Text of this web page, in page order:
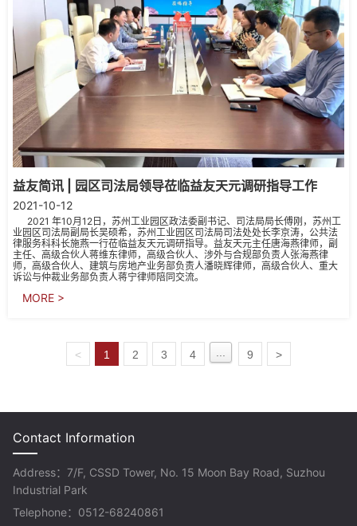
益友简讯 | 园区司法局领导莅临益友天元调研指导工作
2021-10-12
2021 年10月12日，苏州工业园区政法委副书记、司法局局长傅刚，苏州工
业园区司法局副局长吴硕希，苏州工业园区司法局司法处处长李京涛，公共法
律服务科科长施燕一行莅临益友天元调研指导。益友天元主任唐海燕律师，副
主任、高级合伙人蒋维东律师，高级合伙人、涉外与合规部负责人张海燕律
师，高级合伙人、建筑与房地产业务部负责人潘晓辉律师，高级合伙人、重大
诉讼与仲裁业务部负责人蒋宁律师陪同交流。
MORE >
< 1 2 3 4 ... 9 >
Contact Information
Address：7/F, CSSD Tower, No. 15 Moon Bay Road, Suzhou
Industrial Park
Telephone：0512-68240861